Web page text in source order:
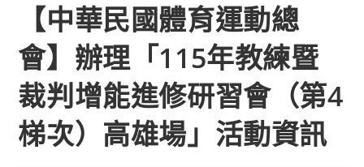
【中華民國體育運動總
會】辦理「115年教練暨
裁判增能進修研習會（第4
梯次）高雄場」活動資訊